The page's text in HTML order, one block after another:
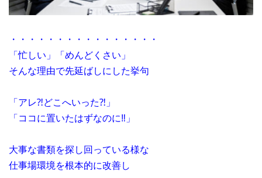
・・・・・・・・・・・・・・・・
「忙しい」「めんどくさい」
そんな理由で先延ばしにした挙句
「アレ⁈どこへいった⁈」
「ココに置いたはずなのに‼」
大事な書類を探し回っている様な
仕事場環境を根本的に改善し